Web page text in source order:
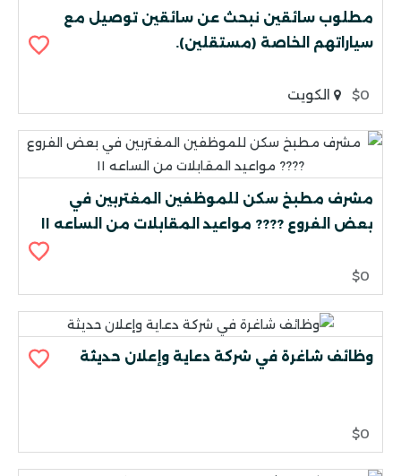
مطلوب سائقين نبحث عن سائقين توصيل مع
سياراتهم الخاصة (مستقلين).
$0 الكويت
مشرف مطبخ سكن للموظفين المغتربين في
بعض الفروع ???? مواعيد المقابلات من الساعه ١١
$0
وظائف شاغرة في شركة دعاية وإعلان حديثة
$0